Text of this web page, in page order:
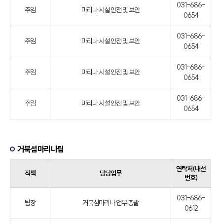
주임 마리나 시설 안전 및 보안
031-686-
0654
주임 마리나 시설 안전 및 보안
031-686-
0654
주임 마리나 시설 안전 및 보안
031-686-
0654
주임 마리나 시설 안전 및 보안
031-686-
0654
거북섬마리나팀
직책 담당업무
연락처(내선
번호)
팀장 거북섬마리나 업무 총괄
031-686-
0612